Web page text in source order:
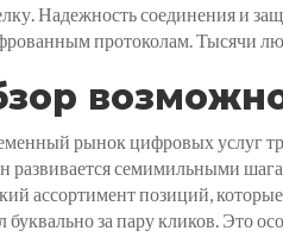
Надежность соединения и
протоколам. Тысячи
рынок цифровых услуг
развивается семимильными
ассортимент позиций,
буквально за пару кликов. Это